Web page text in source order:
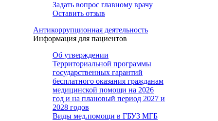
Задать вопрос главному врачу
Оставить отзыв
Антикоррупционная деятельность
Информация для пациентов
Об утверждении
Территориальной программы
государственных гарантий
бесплатного оказания гражданам
медицинской помощи на 2026
год и на плановый период 2027 и
2028 годов
Виды мед.помощи в ГБУЗ МГБ